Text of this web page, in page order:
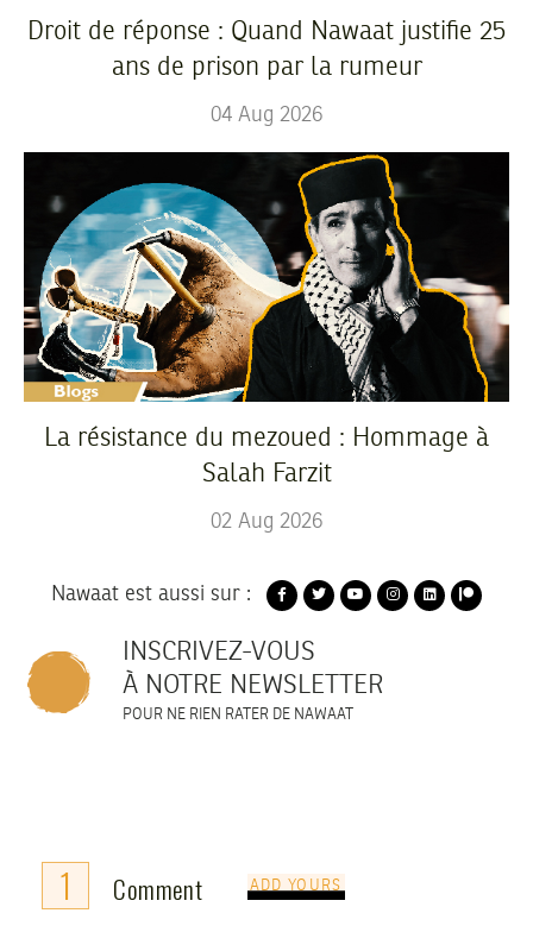
Droit de réponse : Quand Nawaat justifie 25
ans de prison par la rumeur
04 Aug 2026
La résistance du mezoued : Hommage à
Salah Farzit
02 Aug 2026
Nawaat est aussi sur :
INSCRIVEZ-VOUS
À NOTRE NEWSLETTER
POUR NE RIEN RATER DE NAWAAT
1 Comment ADD YOURS